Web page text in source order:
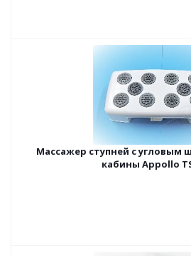
Массажер ступней с угловым
кабины Appollo